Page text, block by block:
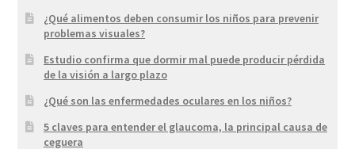
¿Qué alimentos deben consumir los niños para prevenir
problemas visuales?
Estudio confirma que dormir mal puede producir pérdida
de la visión a largo plazo
¿Qué son las enfermedades oculares en los niños?
5 claves para entender el glaucoma, la principal causa de
ceguera